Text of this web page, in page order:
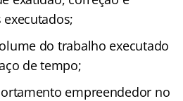
do trabalho executado
de tempo;
empreendedor no